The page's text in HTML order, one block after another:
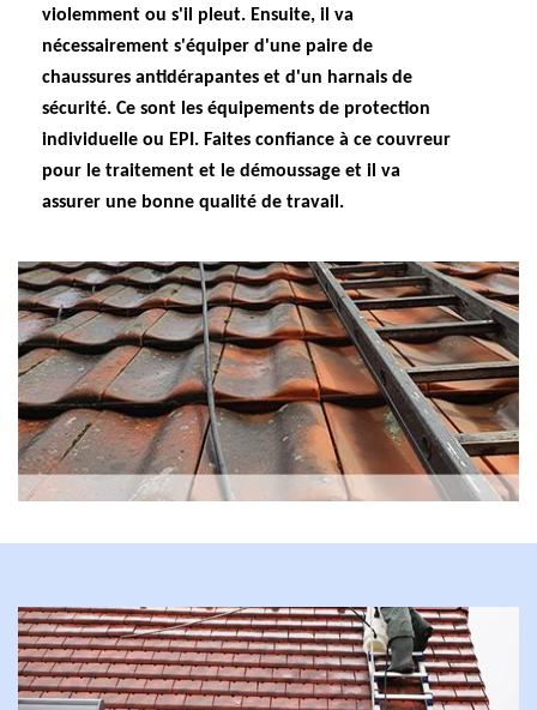
violemment ou s'il pleut. Ensuite, il va
nécessairement s'équiper d'une paire de
chaussures antidérapantes et d'un harnais de
sécurité. Ce sont les équipements de protection
individuelle ou EPI. Faites confiance à ce couvreur
pour le traitement et le démoussage et il va
assurer une bonne qualité de travail.